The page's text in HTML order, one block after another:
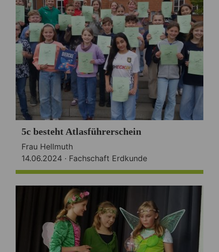
5c besteht Atlasführerschein
Frau Hellmuth
14.06.2024 · Fachschaft Erdkunde